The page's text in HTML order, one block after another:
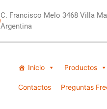
C. Francisco Melo 3468 Villa
Argentina
Inicio Productos
Contactos Preguntas